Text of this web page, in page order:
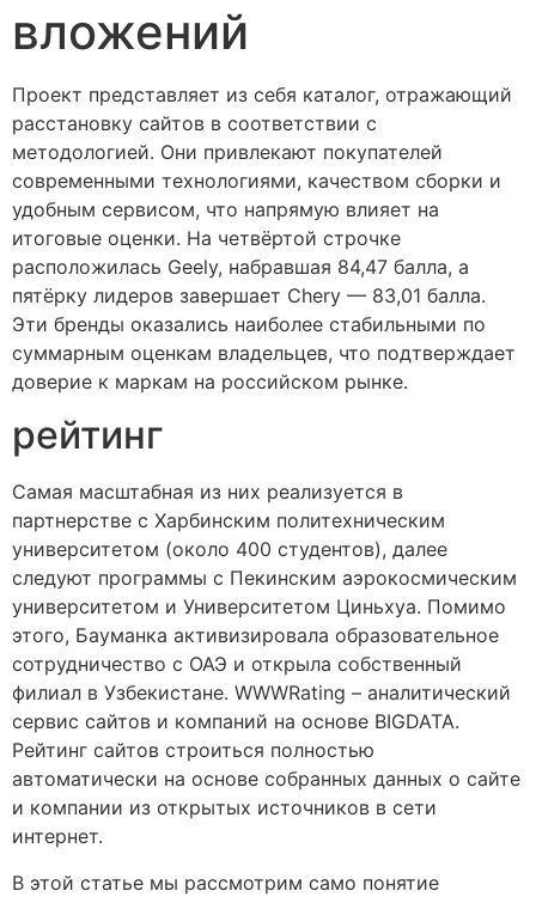
вложений
Проект представляет из себя каталог, отражающий
расстановку сайтов в соответствии с
методологией. Они привлекают покупателей
современными технологиями, качеством сборки и
удобным сервисом, что напрямую влияет на
итоговые оценки. На четвёртой строчке
расположилась Geely, набравшая 84,47 балла, а
пятёрку лидеров завершает Chery — 83,01 балла.
Эти бренды оказались наиболее стабильными по
суммарным оценкам владельцев, что подтверждает
доверие к маркам на российском рынке.
рейтинг
Самая масштабная из них реализуется в
партнерстве с Харбинским политехническим
университетом (около 400 студентов), далее
следуют программы с Пекинским аэрокосмическим
университетом и Университетом Циньхуа. Помимо
этого, Бауманка активизировала образовательное
сотрудничество с ОАЭ и открыла собственный
филиал в Узбекистане. WWWRating – аналитический
сервис сайтов и компаний на основе BIGDATA.
Рейтинг сайтов строиться полностью
автоматически на основе собранных данных о сайте
и компании из открытых источников в сети
интернет.
В этой статье мы рассмотрим само понятие